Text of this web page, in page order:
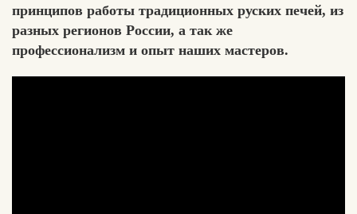
принципов работы традиционных руских печей, из
разных регионов России, а так же
профессионализм и опыт наших мастеров.